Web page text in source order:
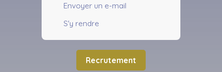
Envoyer un e-mail
S'y rendre
Recrutement